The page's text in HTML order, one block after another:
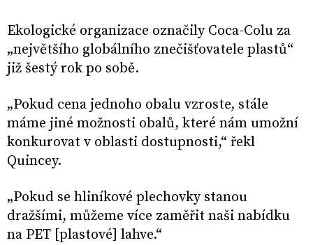
Ekologické organizace označily Coca-Colu za
„největšího globálního znečišťovatele plastů“
již šestý rok po sobě.
„Pokud cena jednoho obalu vzroste, stále
máme jiné možnosti obalů, které nám umožní
konkurovat v oblasti dostupnosti,“ řekl
Quincey.
„Pokud se hliníkové plechovky stanou
dražšími, můžeme více zaměřit naši nabídku
na PET [plastové] lahve.“